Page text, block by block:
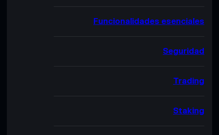
Funcionalidades esenciales
Seguridad
Trading
Staking